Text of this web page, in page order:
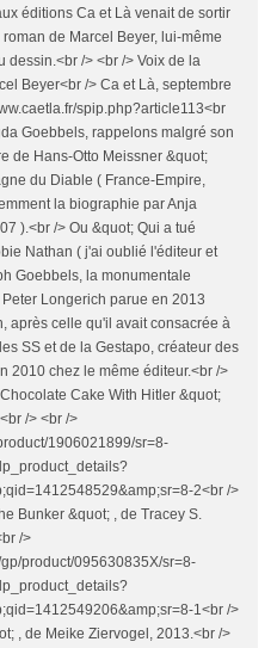
éditions Ca et Là venait de sortir
de Marcel Beyer, lui-même
dessin.<br /> <br /> Voix de la
Beyer<br /> Ca et Là, septembre
spip.php?article113<br
Goebbels, rappelons malgré son
de Hans-Otto Meissner &quot;
du Diable ( France-Empire,
la biographie par Anja
).<br /> Ou &quot; Qui a tué
Nathan ( j'ai oublié l'éditeur et
Goebbels, la monumentale
Longerich parue en 2013
après celle qu'il avait consacrée à
SS et de la Gestapo, créateur des
2010 chez le même éditeur.<br />
Cake With Hitler &quot;
/> <br />
1906021899/sr=8-
2<br />
Bunker &quot; , de Tracey S.
/>
product/095630835X/sr=8-
1<br />
, de Meike Ziervogel, 2013.<br />